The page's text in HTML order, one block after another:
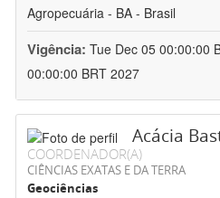
Agropecuária - BA - Brasil
Vigência: Tue Dec 05 00:00:00
00:00:00 BRT 2027
Acácia
COORDENADOR(A)
CIÊNCIAS EXATAS E DA TERRA
Geociências